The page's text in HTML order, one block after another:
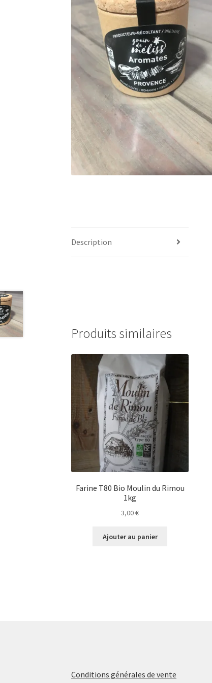
Description
Produits similaires
Farine T80 Bio Moulin du Rimou
1kg
3,00€
Ajouter au panier
Conditions générales de vente